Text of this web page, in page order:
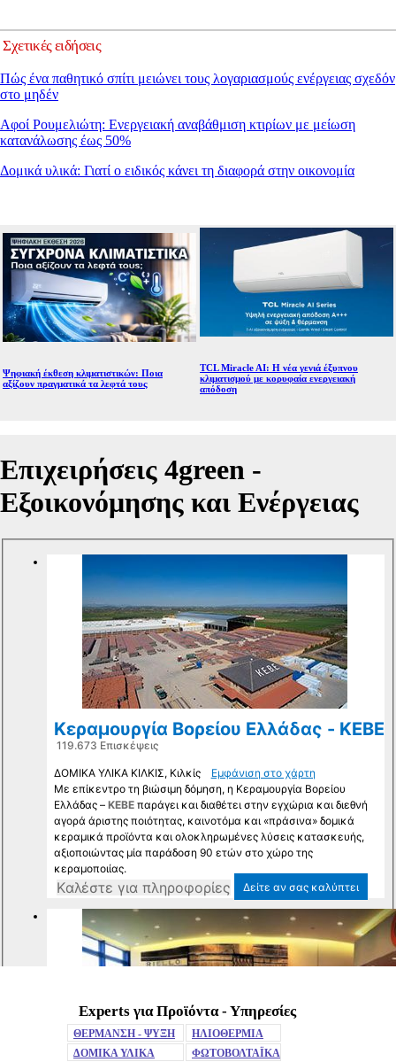
Σχετικές ειδήσεις
Πώς ένα παθητικό σπίτι μειώνει τους λογαριασμούς ενέργειας σχεδόν
στο μηδέν
Αφοί Ρουμελιώτη: Ενεργειακή αναβάθμιση κτιρίων με μείωση
κατανάλωσης έως 50%
Δομικά υλικά: Γιατί ο ειδικός κάνει τη διαφορά στην οικονομία
Ψηφιακή έκθεση κλιματιστικών: Ποια
αξίζουν πραγματικά τα λεφτά τους
TCL Miracle AI: Η νέα γενιά έξυπνου
κλιματισμού με κορυφαία ενεργειακή
απόδοση
MuteExperts για Προϊόντα - Υπηρεσίες
ΘΕΡΜΑΝΣΗ - ΨΥΞΗ
ΗΛΙΟΘΕΡΜΙΑ
ΔΟΜΙΚΑ ΥΛΙΚΑ
ΦΩΤΟΒΟΛΤΑΪΚΑ